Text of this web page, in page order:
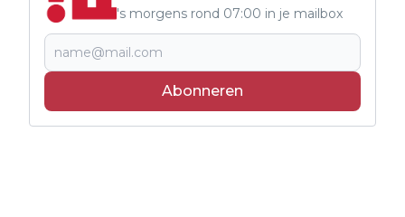
's morgens rond 07:00 in je mailbox
Abonneren